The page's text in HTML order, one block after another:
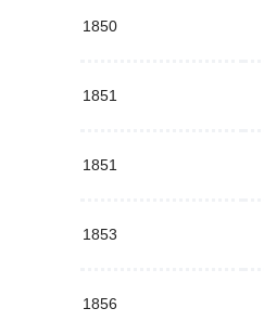
1850
1851
1851
1853
1856